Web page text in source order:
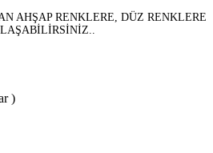
AHŞAP RENKLERE, DÜZ RENKLERE
)